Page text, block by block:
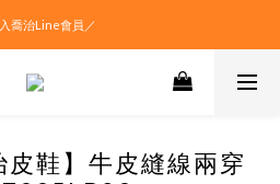
喬治Line會員／
皮鞋】牛皮縫線兩穿